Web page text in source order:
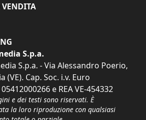
S.p.a.
S.p.a. - Via Alessandro Poerio,
(VE). Cap. Soc. i.v. Euro
e REA VE-454332
e dei testi sono riservati. È
la loro riproduzione con qualsiasi